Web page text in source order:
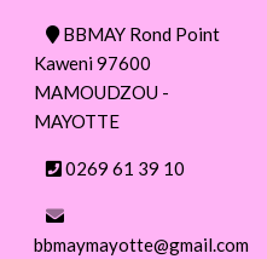
BBMAY Rond Point
Kaweni 97600
MAMOUDZOU -
MAYOTTE
0269 61 39 10
bbmaymayotte@gmail.com